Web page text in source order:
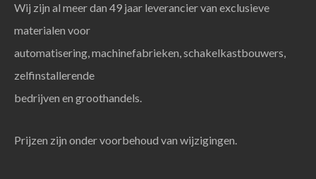
Wij zijn al meer dan 49 jaar leverancier van exclusieve
materialen voor
automatisering, machinefabrieken, schakelkastbouwers,
zelfinstallerende
bedrijven en groothandels.
Prijzen zijn onder voorbehoud van wijzigingen.